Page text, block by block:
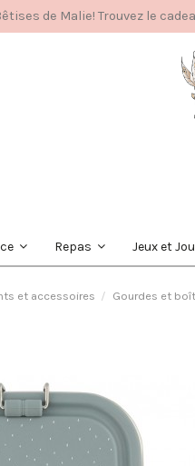
de Malie! Trouvez le
Repas Jeux et
et accessoires Gourdes et